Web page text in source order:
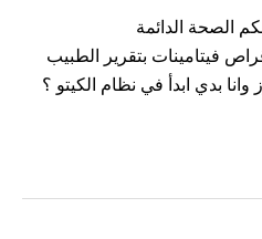
الصحة الدائمة
فيتامينات بتقرير الطبيب
بدي ابدأ في نظام الكيتو ؟